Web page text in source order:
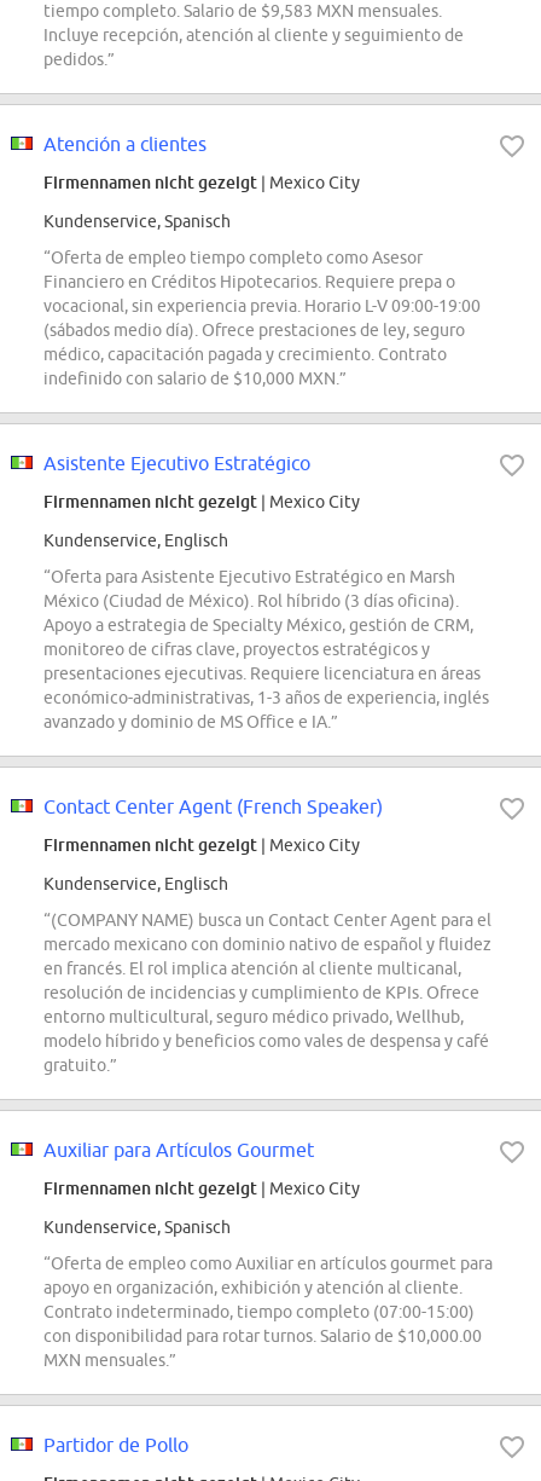
tiempo completo. Salario de $9,583 MXN mensuales.
Incluye recepción, atención al cliente y seguimiento de
pedidos.”
Atención a clientes
Firmennamen nicht gezeigt | Mexico City
Kundenservice, Spanisch
“Oferta de empleo tiempo completo como Asesor
Financiero en Créditos Hipotecarios. Requiere prepa o
vocacional, sin experiencia previa. Horario L-V 09:00-19:00
(sábados medio día). Ofrece prestaciones de ley, seguro
médico, capacitación pagada y crecimiento. Contrato
indefinido con salario de $10,000 MXN.”
Asistente Ejecutivo Estratégico
Firmennamen nicht gezeigt | Mexico City
Kundenservice, Englisch
“Oferta para Asistente Ejecutivo Estratégico en Marsh
México (Ciudad de México). Rol híbrido (3 días oficina).
Apoyo a estrategia de Specialty México, gestión de CRM,
monitoreo de cifras clave, proyectos estratégicos y
presentaciones ejecutivas. Requiere licenciatura en áreas
económico-administrativas, 1-3 años de experiencia, inglés
avanzado y dominio de MS Office e IA.”
Contact Center Agent (French Speaker)
Firmennamen nicht gezeigt | Mexico City
Kundenservice, Englisch
“(COMPANY NAME) busca un Contact Center Agent para el
mercado mexicano con dominio nativo de español y fluidez
en francés. El rol implica atención al cliente multicanal,
resolución de incidencias y cumplimiento de KPIs. Ofrece
entorno multicultural, seguro médico privado, Wellhub,
modelo híbrido y beneficios como vales de despensa y café
gratuito.”
Auxiliar para Artículos Gourmet
Firmennamen nicht gezeigt | Mexico City
Kundenservice, Spanisch
“Oferta de empleo como Auxiliar en artículos gourmet para
apoyo en organización, exhibición y atención al cliente.
Contrato indeterminado, tiempo completo (07:00-15:00)
con disponibilidad para rotar turnos. Salario de $10,000.00
MXN mensuales.”
Partidor de Pollo